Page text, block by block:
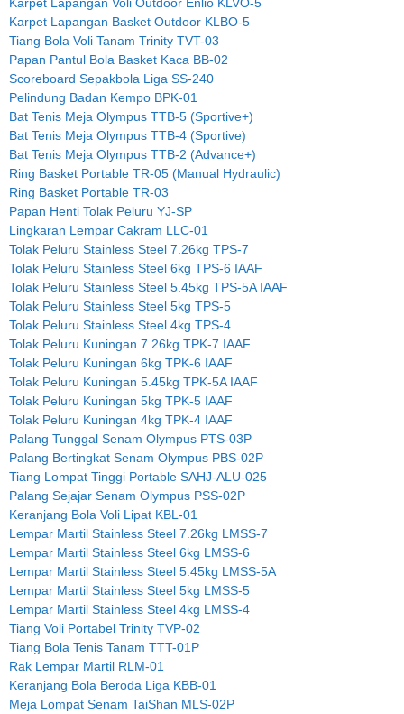
Karpet Lapangan Basket Outdoor KLBO-5
Tiang Bola Voli Tanam Trinity TVT-03
Papan Pantul Bola Basket Kaca BB-02
Scoreboard Sepakbola Liga SS-240
Pelindung Badan Kempo BPK-01
Bat Tenis Meja Olympus TTB-5 (Sportive+)
Bat Tenis Meja Olympus TTB-4 (Sportive)
Bat Tenis Meja Olympus TTB-2 (Advance+)
Ring Basket Portable TR-05 (Manual Hydraulic)
Ring Basket Portable TR-03
Papan Henti Tolak Peluru YJ-SP
Lingkaran Lempar Cakram LLC-01
Tolak Peluru Stainless Steel 7.26kg TPS-7
Tolak Peluru Stainless Steel 6kg TPS-6 IAAF
Tolak Peluru Stainless Steel 5.45kg TPS-5A IAAF
Tolak Peluru Stainless Steel 5kg TPS-5
Tolak Peluru Stainless Steel 4kg TPS-4
Tolak Peluru Kuningan 7.26kg TPK-7 IAAF
Tolak Peluru Kuningan 6kg TPK-6 IAAF
Tolak Peluru Kuningan 5.45kg TPK-5A IAAF
Tolak Peluru Kuningan 5kg TPK-5 IAAF
Tolak Peluru Kuningan 4kg TPK-4 IAAF
Palang Tunggal Senam Olympus PTS-03P
Palang Bertingkat Senam Olympus PBS-02P
Tiang Lompat Tinggi Portable SAHJ-ALU-025
Palang Sejajar Senam Olympus PSS-02P
Keranjang Bola Voli Lipat KBL-01
Lempar Martil Stainless Steel 7.26kg LMSS-7
Lempar Martil Stainless Steel 6kg LMSS-6
Lempar Martil Stainless Steel 5.45kg LMSS-5A
Lempar Martil Stainless Steel 5kg LMSS-5
Lempar Martil Stainless Steel 4kg LMSS-4
Tiang Voli Portabel Trinity TVP-02
Tiang Bola Tenis Tanam TTT-01P
Rak Lempar Martil RLM-01
Keranjang Bola Beroda Liga KBB-01
Meja Lompat Senam TaiShan MLS-02P